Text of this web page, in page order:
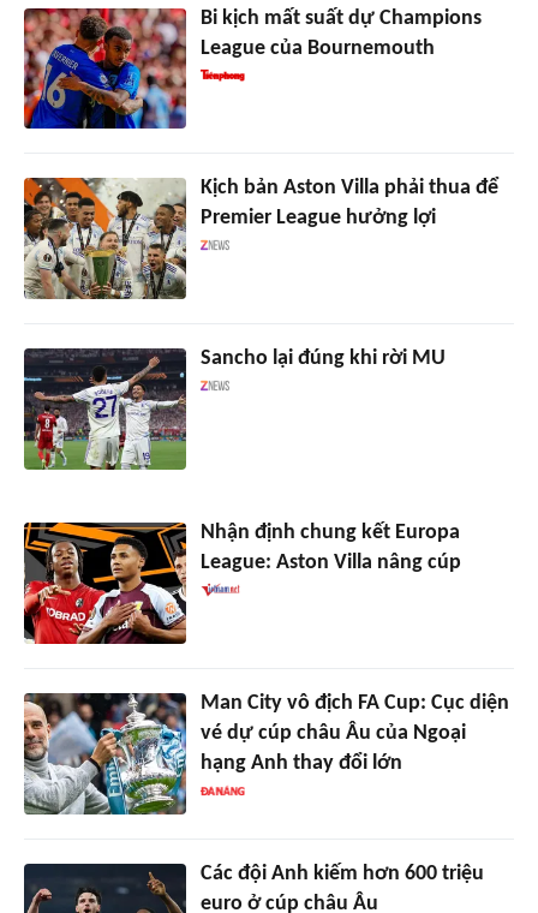
Bi kịch mất suất dự Champions
League của Bournemouth
Kịch bản Aston Villa phải thua để
Premier League hưởng lợi
Sancho lại đúng khi rời MU
Nhận định chung kết Europa
League: Aston Villa nâng cúp
Man City vô địch FA Cup: Cục diện
vé dự cúp châu Âu của Ngoại
hạng Anh thay đổi lớn
Các đội Anh kiếm hơn 600 triệu
euro ở cúp châu Âu